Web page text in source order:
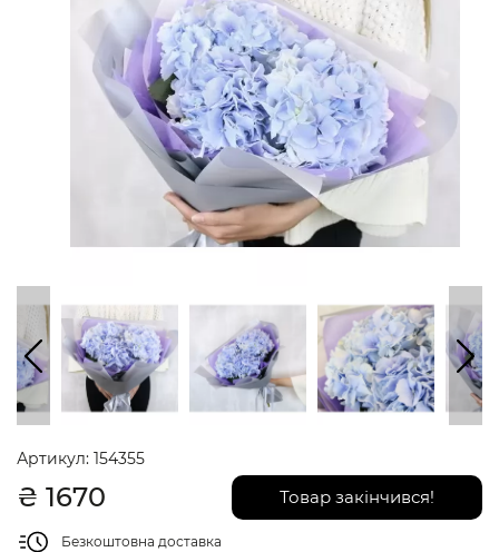
Артикул: 154355
₴ 1670 Товар закінчився!
Безкоштовна доставка